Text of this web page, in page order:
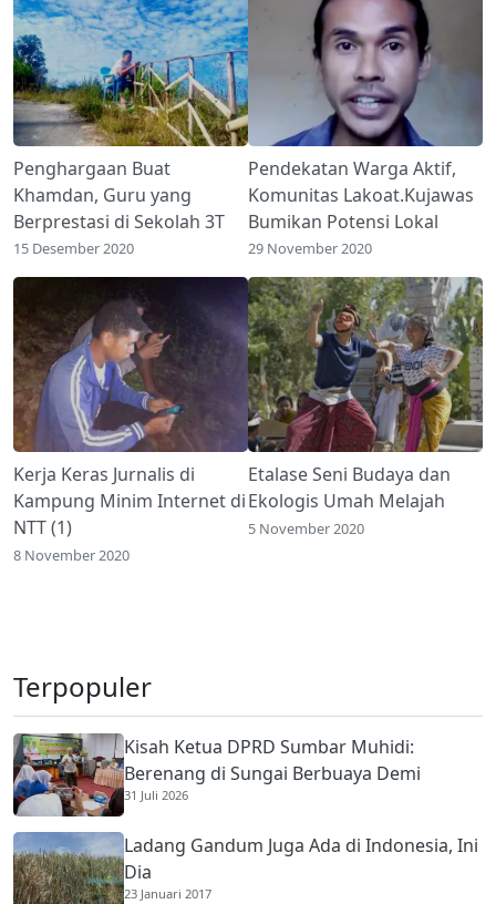
Penghargaan Buat
Khamdan, Guru yang
Berprestasi di Sekolah 3T
15 Desember 2020
Pendekatan Warga Aktif,
Komunitas Lakoat.Kujawas
Bumikan Potensi Lokal
29 November 2020
Kerja Keras Jurnalis di
Kampung Minim Internet di
NTT (1)
8 November 2020
Etalase Seni Budaya dan
Ekologis Umah Melajah
5 November 2020
Terpopuler
Kisah Ketua DPRD Sumbar Muhidi:
Berenang di Sungai Berbuaya Demi
Membantu Ekonomi Orang Tua
31 Juli 2026
Ladang Gandum Juga Ada di Indonesia, Ini
Dia
23 Januari 2017